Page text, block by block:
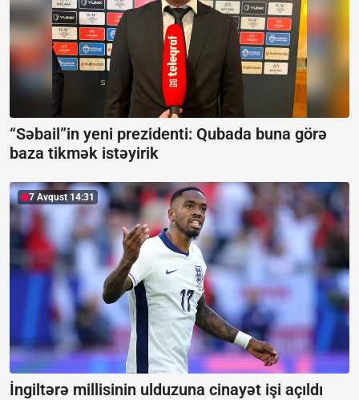
“Səbail”in yeni prezidenti: Qubada buna görə
baza tikmək istəyirik
7 Avqust 14:31
İngiltərə millisinin ulduzuna cinayət işi açıldı